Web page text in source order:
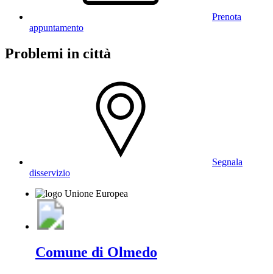
Prenota
appuntamento
Problemi in città
Segnala
disservizio
Comune di Olmedo